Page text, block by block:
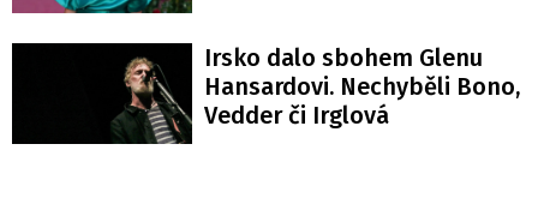
Irsko dalo sbohem Glenu
Hansardovi. Nechyběli Bono,
Vedder či Irglová